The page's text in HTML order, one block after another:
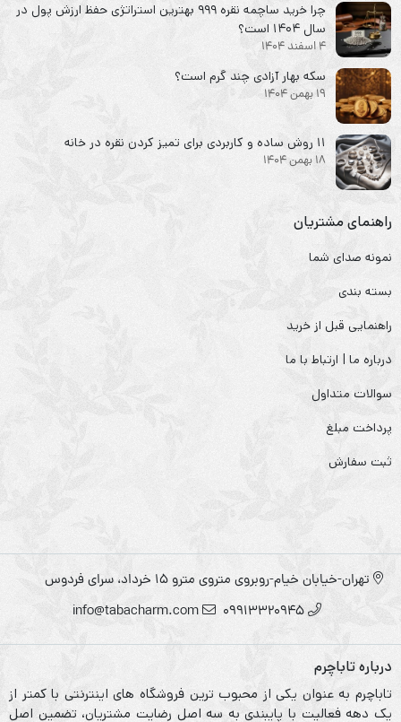
چرا خرید ساچمه نقره ۹۹۹ بهترین استراتژی حفظ ارزش پول در
سال ۱۴۰۴ است؟
4 اسفند 1404
سکه‌ بهار آزادی چند گرم است؟
19 بهمن 1404
۱۱ روش ساده و کاربردی برای تمیز کردن نقره در خانه
18 بهمن 1404
راهنمای مشتریان
نمونه صدای شما
بسته بندی
راهنمایی قبل از خرید
درباره ما | ارتباط با ما
سوالات متداول
پرداخت مبلغ
ثبت سفارش
تهران-خیابان خیام-روبروی متروی مترو ۱۵ خرداد، سرای فردوس
09913320945
info@tabacharm.com
درباره تاباچرم
تاباچرم به عنوان یکی از محبوب ترین فروشگاه های اینترنتی با کمتر از
یک دهه فعالیت با پایبندی به سه اصل رضایت مشتریان، تضمین اصل